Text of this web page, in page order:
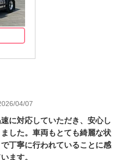
04/07
に対応していただき、安心し
した。車両もとても綺麗な状
丁寧に行われていることに感
ます。